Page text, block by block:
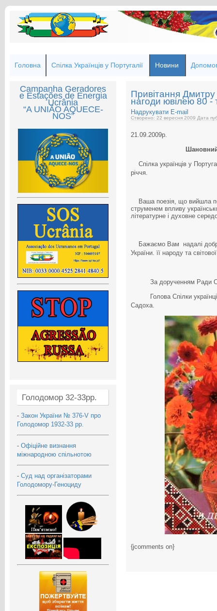
Головна Спілка Українців у Португалії Новини
Campanha Geradores
e Estações de Energia
Ucrânia
“A UNIÃO AQUECE-
NOS”
Голодомор 32-33рр.
- Закон України № 376-V про
Голодомор 1932-33 рр.
- Офіційне визнання
міжнародною спільнотою
- Суд над організаторами
Голодомору-Геноциду
Привітання
нагоди ювілею 80 -
Надрукувати E-mail
Створено: 22 вересня 2009 Дата
21.09.2009р.
Спілка українців у
річчя.
Ваша поезія, що вийшла
струменем впливу
літературне і духовне
Бажаємо Вам надалі
України. її народу та
За дорученням Ради
Голова Спілки
Садоха.
{jcomments on}